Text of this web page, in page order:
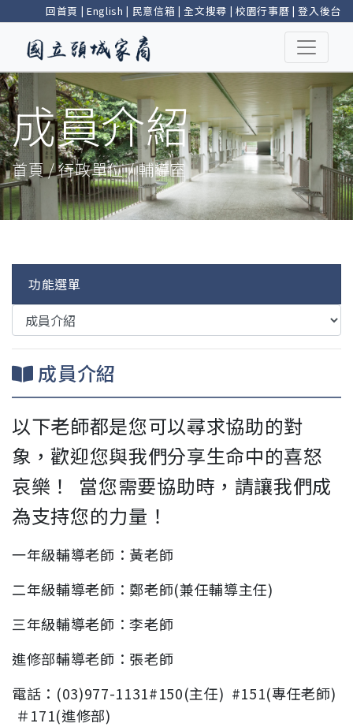
回首頁 | English | 民意信箱 |全文搜尋 | 校園行事曆 |登入後台
成員介紹
首頁 / 行政單位 / 輔導室
功能選單
成員介紹
以下老師都是您可以尋求協助的對
象，歡迎您與我們分享生命中的喜怒
哀樂！ 當您需要協助時，請讓我們成
為支持您的力量！
一年級輔導老師：黃老師
二年級輔導老師 ：鄭老師(兼任輔導主任)
三年級輔導老師 ：李老師
進修部輔導老師：張老師
電話：(03)977-1131#150(主任) #151(專任老師)
＃171(進修部)